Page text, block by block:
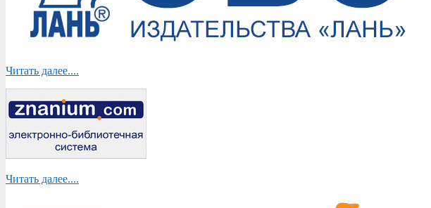
Читать далее....
Читать далее....